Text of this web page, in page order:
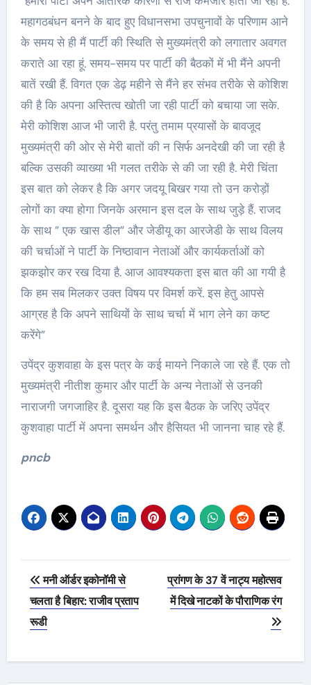
महागठबंधन बनने के बाद हुए विधानसभा उपचुनावों के परिणाम आने
के समय से ही मैं पार्टी की स्थिति से मुख्यमंत्री को लगातार अवगत
कराते आ रहा हूं. समय-समय पर पार्टी की बैठकों में भी मैंने अपनी
बातें रखी हैं. विगत एक डेढ़ महीने से मैंने हर संभव तरीके से कोशिश
की है कि अपना अस्तित्व खोती जा रही पार्टी को बचाया जा सके.
मेरी कोशिश आज भी जारी है. परंतु तमाम प्रयासों के बावजूद
मुख्यमंत्री की ओर से मेरी बातों की न सिर्फ अनदेखी की जा रही है
बल्कि उसकी व्याख्या भी गलत तरीके से की जा रही है. मेरी चिंता
इस बात को लेकर है कि अगर जदयू बिखर गया तो उन करोड़ों
लोगों का क्या होगा जिनके अरमान इस दल के साथ जुड़े हैं. राजद
के साथ ” एक खास डील” और जेडीयू का आरजेडी के साथ विलय
की चर्चाओं ने पार्टी के निष्ठावान नेताओं और कार्यकर्ताओं को
झकझोर कर रख दिया है. आज आवश्यकता इस बात की आ गयी है
कि हम सब मिलकर उक्त विषय पर विमर्श करें. इस हेतु आपसे
आग्रह है कि अपने साथियों के साथ चर्चा में भाग लेने का कष्ट
करेंगे”
उपेंद्र कुशवाहा के इस पत्र के कई मायने निकाले जा रहे हैं. एक तो
मुख्यमंत्री नीतीश कुमार और पार्टी के अन्य नेताओं से उनकी
नाराजगी जगजाहिर है. दूसरा यह कि इस बैठक के जरिए उपेंद्र
कुशवाहा पार्टी में अपना समर्थन और हैसियत भी जानना चाह रहे हैं.
pncb
Post
navigation
मनी ऑर्डर इकोनॉमी से
चलता है बिहार: राजीव प्रताप
रूडी
प्रांगण के 37 वें नाट्य महोत्सव
में दिखे नाटकों के पौराणिक रंग